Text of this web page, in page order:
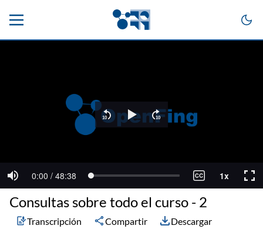
Consultas sobre todo el curso - 2
Transcripción Compartir Descargar